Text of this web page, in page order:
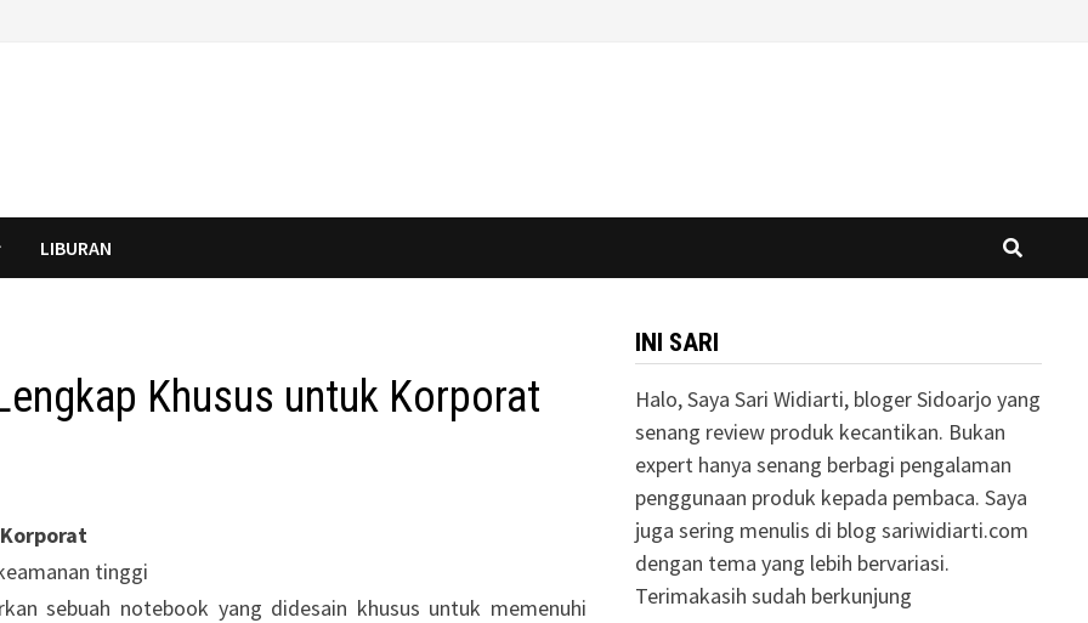
LIBURAN
Khusus untuk Korporat
tinggi
sebuah notebook yang didesain khusus untuk memenuhi
INI SARI
Halo, Saya Sari Widiarti, bloger Sidoarjo yang
senang review produk kecantikan. Bukan
expert hanya senang berbagi pengalaman
penggunaan produk kepada pembaca. Saya
juga sering menulis di blog sariwidiarti.com
dengan tema yang lebih bervariasi.
Terimakasih sudah berkunjung